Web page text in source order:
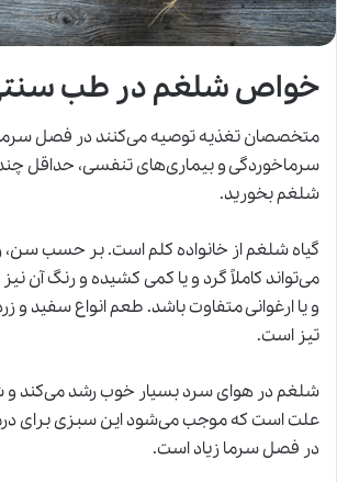
خواص شلغم در طب
متخصصان تغذیه توصیه می‌کنند در فصل سرما
سرماخوردگی و بیماری‌های تنفسی، حداقل
شلغم بخورید.
گیاه شلغم از خانواده کلم است. بر حسب سن،
می‌تواند کاملاً گرد و یا کمی کشیده و رنگ آن
و یا ارغوانی متفاوت باشد. طعم انواع سفید و
تیز است.
شلغم در هوای سرد بسیار خوب رشد می‌کند
علت است که موجب می‌شود این سبزی برای
در فصل سرما زیاد است.